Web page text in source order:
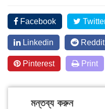
Facebook
Linkedin Reddit
Pinterest Print
মন্তব্য করুন